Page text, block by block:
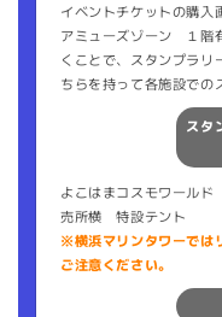
イベントチケットの購
アミューズゾーン １階
くことで、スタンプラリ
ちらを持って各施設での
スタ
よこはまコスモワール
売所横 特設テント
※横浜マリンタワーでは
ご注意ください。